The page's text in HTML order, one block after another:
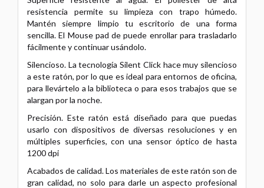
resistencia permite su limpieza con trapo húmedo.
Mantén siempre limpio tuescritorio de una forma
sencilla. El Mouse pad de puede enrollar para trasladarlo
fácilmente y continuar usándolo.
Silencioso. La tecnología Silent Click hace muy silencioso
a este ratón, por lo que es ideal para entornos de oficina,
para llevártelo ala biblioteca o para esos trabajos que se
alargan por la noche.
Precisión. Este ratón está diseñado para que puedas
usarlo con dispositivos de diversas resoluciones y en
múltiples superficies, conuna sensor óptico de hasta
1200 dpi
Acabados de calidad. Los materiales de este ratón son de
gran calidad, no solo para darle un aspecto profesional